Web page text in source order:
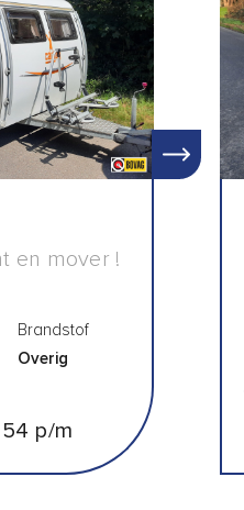
en mover !
Brandstof
Overig
p/m